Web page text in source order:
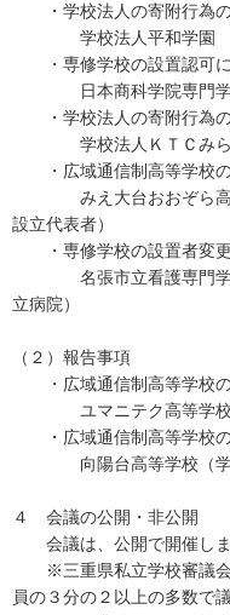
・学校法人の寄附行為の
学校法人平和学園
・専修学校の設置認可
日本商科学院専門学校
・学校法人の寄附行為の
学校法人ＫＴＣみら
・広域通信制高等学校の
みえ大台おおぞら高等
設立代表者）
・専修学校の設置者変更
名張市立看護専門学校
立病院）
（２）報告事項
・広域通信制高等学校の
ユマニテク高等学校（
・広域通信制高等学校の
向陽台高等学校（学校
４ 会議の公開・非公開
会議は、公開で開催しま
※三重県私立学校審議会
員の３分の２以上の多数で